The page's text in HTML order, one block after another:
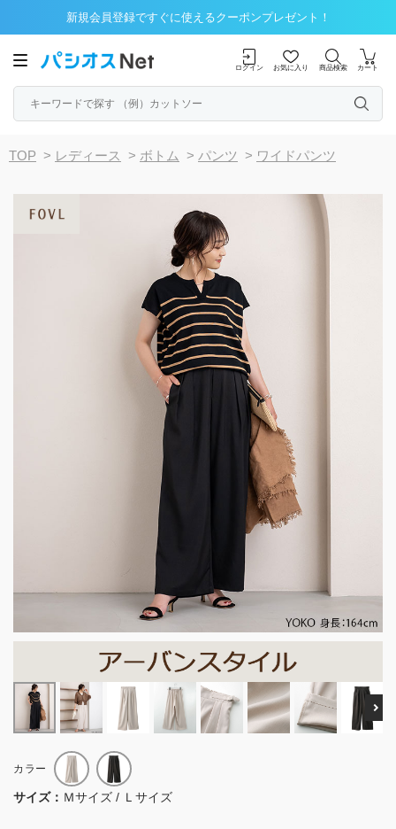
新規会員登録ですぐに使えるクーポンプレゼント！
ログイン お気に入り 商品検索 カート
TOP > レディース > ボトム > パンツ > ワイドパンツ
カラー
サイズ： Ｍサイズ / Ｌサイズ